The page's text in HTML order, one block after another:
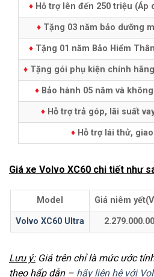
♦ Hỗ trợ lên đến 250 triệu (Áp
♦Tặng 03 năm bảo dưỡng
♦ Tặng 01 năm Bảo Hiểm
♦ Tặng gói phụ kiện chính
♦Bảo hành 05 năm và
♦Hỗ trợ trả góp, lãi suất
♦Hỗ trợ lái thử,
Giá xe Volvo XC60 chi tiết như
Model Giá niêm
Volvo XC60 Ultra
Lưu ý:Giá trên chỉ là mức ước
theo hấp dẫn – hãy liên hệ với